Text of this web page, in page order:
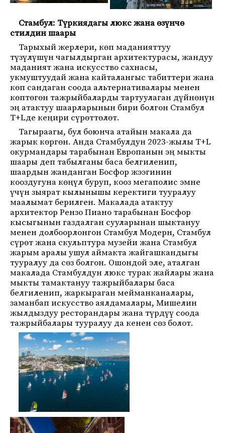
Стамбул: Түркиядагы люкс жана өзүнчө
стилдин шаары
Тарыхый жерлери, көп маданияттуу
түзүлүшүн чагылдырган архитектурасы, жандуу
маданият жана искусство сахнасы,
укмуштуудай жана кайталангыс табиттери жана
көп сандаган соода альтернативалары менен
көптөгөн тажрыйбаларды тартуулаган дүйнөнүн
эң атактуу шаарларынын бири болгон Стамбул
T+Lде кеңири сүрөттөлөт.
Тагыраагы, бул боюнча атайын макала да
жарык көргөн. Анда Стамбулдун 2023-жылы T+L
окурмандары тарабынан Европанын эң мыкты
шаары деп табылганы баса белгиленип,
шаардын жанданган Босфор жээгинин
кооздугуна көңүл буруп, кооз мегаполис эмне
үчүн зыярат кылынышы керектиги тууралуу
маалымат берилген. Макалада атактуу
архитектор Рензо Пиано тарабынан Босфор
кысыгынын газдалган сууларынан шыктануу
менен долбоорлонгон Стамбул Модерн, Стамбул
сүрөт жана скульптура музейи жана Стамбул
жарым аралы ушул аймакта жайгашкандыгы
тууралуу да сөз болгон. Ошондой эле, аталган
макалада Стамбулдун люкс турак жайлары жана
мыкты тамактануу тажрыйбалары баса
белгиленип, жаркыраган мейманканалары,
заманбап искусство аялдамалары, Мишелин
жылдыздуу ресторандары жана түрдүү соода
тажрыйбалары тууралуу да кенен сөз болот.